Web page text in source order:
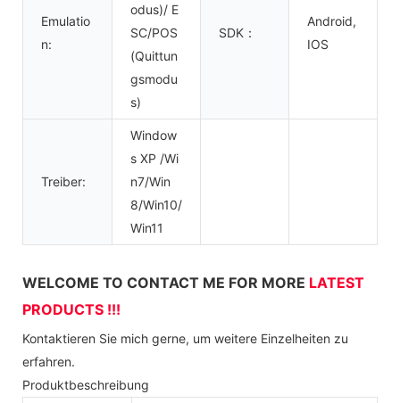
Emulatio
n:
odus)/ E
SC/POS
(Quittun
gsmodu
s)
SDK：
Android,
IOS
Treiber:
Window
s XP /Wi
n7/Win
8/Win10/
Win11
WELCOME TO CONTACT ME FOR MORE LATEST
PRODUCTS !!!
Kontaktieren Sie mich gerne, um weitere Einzelheiten zu
erfahren.
Produktbeschreibung